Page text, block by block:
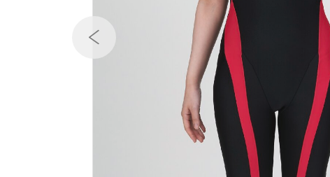
バレーボール
その他シリーズ
スニーカー商品をすべて見る